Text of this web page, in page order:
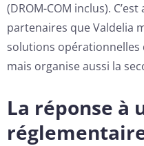
(DROM-COM inclus).
partenaires que Valdelia
solutions
mais organise aussi la
La réponse à